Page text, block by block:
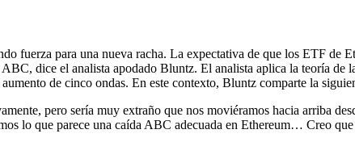
fuerza para una nueva racha. La expectativa de que los ETF de
dice el analista apodado Bluntz. El analista aplica la teoría de
de cinco ondas. En este contexto, Bluntz comparte la
pero sería muy extraño que nos moviéramos hacia arriba
lo que parece una caída ABC adecuada en Ethereum… Creo